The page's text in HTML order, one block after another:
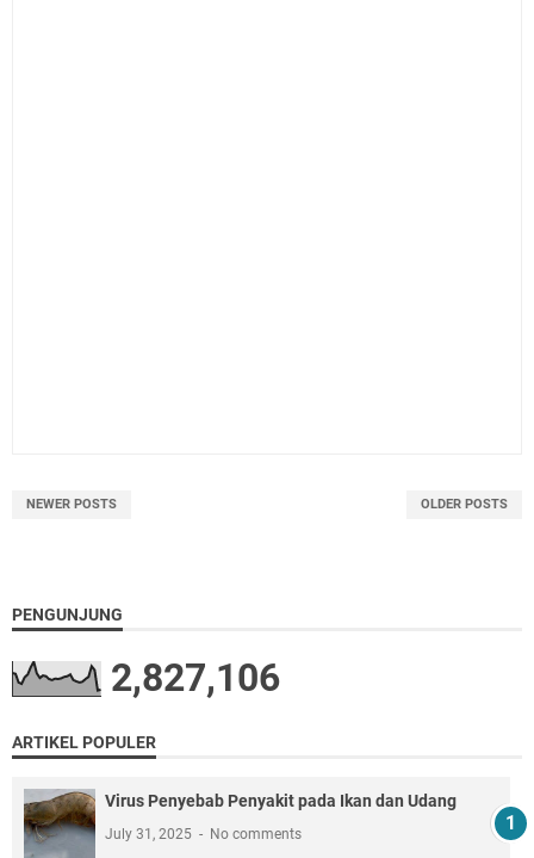
NEWER POSTS OLDER POSTS
PENGUNJUNG
2,827,106
ARTIKEL POPULER
Virus Penyebab Penyakit pada Ikan dan Udang
July 31, 2025 No comments